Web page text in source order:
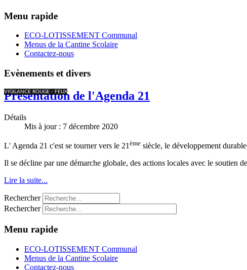
Menu rapide
ECO-LOTISSEMENT Communal
Menus de la Cantine Scolaire
Contactez-nous
Evènements et divers
VIGILANCE ROUGE - FEUX
Présentation de l'Agenda 21
Détails
Mis à jour : 7 décembre 2020
L' Agenda 21 c'est se tourner vers le 21 ème siècle, le développement
Il se décline par une démarche globale, des actions locales avec le soutien
Lire la suite...
Rechercher
Rechercher
Menu rapide
ECO-LOTISSEMENT Communal
Menus de la Cantine Scolaire
Contactez-nous